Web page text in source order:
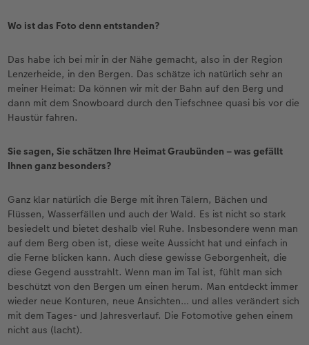
Wo ist das Foto denn entstanden?
Das habe ich bei mir in der Nähe gemacht, also in der Region
Lenzerheide, in den Bergen. Das schätze ich natürlich sehr an
meiner Heimat: Da können wir mit der Bahn auf den Berg und
dann mit dem Snowboard durch den Tiefschnee quasi bis vor die
Haustür fahren.
Sie sagen, Sie schätzen Ihre Heimat Graubünden – was gefällt
Ihnen ganz besonders?
Ganz klar natürlich die Berge mit ihren Tälern, Bächen und
Flüssen, Wasserfällen und auch der Wald. Es ist nicht so stark
besiedelt und bietet deshalb viel Ruhe. Insbesondere wenn man
auf dem Berg oben ist, diese weite Aussicht hat und einfach in
die Ferne blicken kann. Auch diese gewisse Geborgenheit, die
diese Gegend ausstrahlt. Wenn man im Tal ist, fühlt man sich
beschützt von den Bergen um einen herum. Man entdeckt immer
wieder neue Konturen, neue Ansichten… und alles verändert sich
mit dem Tages- und Jahresverlauf. Die Fotomotive gehen einem
nicht aus (lacht).